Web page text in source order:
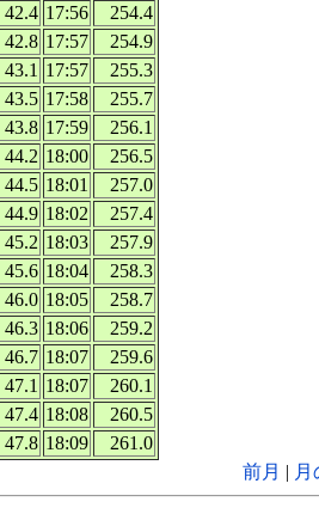
42.4 17:56
254.4
42.8 17:57
254.9
43.1 17:57
255.3
43.5 17:58
255.7
43.8 17:59
256.1
44.2 18:00
256.5
44.5 18:01
257.0
44.9 18:02
257.4
45.2 18:03
257.9
45.6 18:04
258.3
46.0 18:05
258.7
46.3 18:06
259.2
46.7 18:07
259.6
47.1 18:07
260.1
47.4 18:08
260.5
47.8 18:09
261.0
前月 |